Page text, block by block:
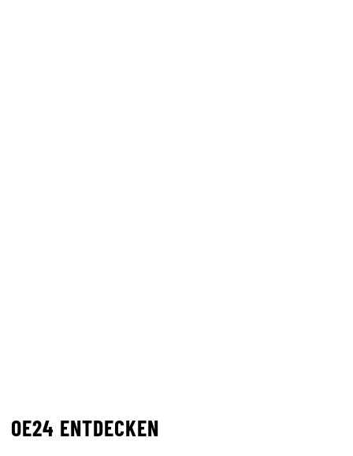
OE24 ENTDECKEN